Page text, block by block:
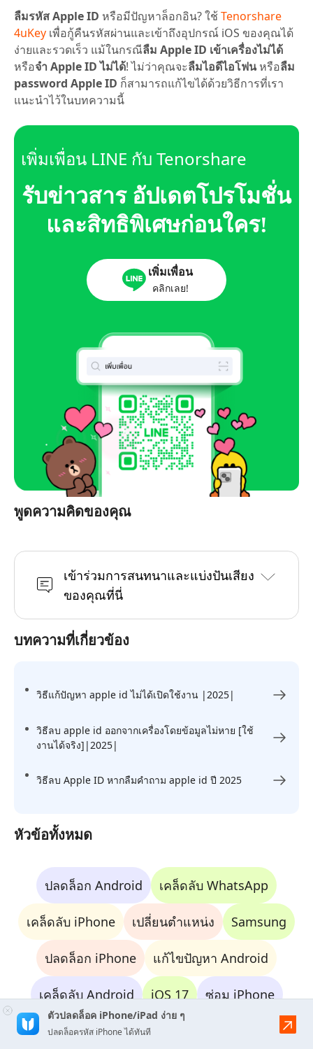
ลืมรหัส Apple ID หรือมีปัญหาล็อกอิน? ใช้Tenorshare
4uKey เพื่อกู้คืนรหัสผ่านและเข้าถึงอุปกรณ์ iOS ของคุณได้
ง่ายและรวดเร็ว แม้ในกรณีลืม Apple ID เข้าเครื่องไม่ได้
หรือจํา Apple ID ไม่ได้! ไม่ว่าคุณจะลืมไอดีไอโฟนหรือลืม
password Apple ID ก็สามารถแก้ไขได้ด้วยวิธีการที่เรา
แนะนำไว้ในบทความนี้
เพิ่มเพื่อน LINE กับ Tenorshare
รับข่าวสาร อัปเดตโปรโมชั่น
และสิทธิพิเศษก่อนใคร!
เพิ่มเพื่อน
คลิกเลย!
พูดความคิดของคุณ
เข้าร่วมการสนทนาและแบ่งปันเสียง
ของคุณที่นี่
บทความที่เกี่ยวข้อง
วิธีแก้ปัญหา apple id ไม่ได้เปิดใช้งาน |2025|
วิธีลบ apple id ออกจากเครื่องโดยข้อมูลไม่หาย [ใช้
งานได้จริง]|2025|
วิธีลบ Apple ID หากลืมคําถาม apple id ปี 2025
หัวข้อทั้งหมด
ปลดล็อก Android เคล็ดลับ WhatsApp
เคล็ดลับ iPhone เปลี่ยนตำแหน่ง Samsung
ปลดล็อก iPhone แก้ไขปัญหา Android
เคล็ดลับ Android iOS 17 ซ่อม iPhone
ตัวปลดล็อค iPhone/iPad ง่าย ๆ
ปลดล็อครหัส iPhone ได้ทันที